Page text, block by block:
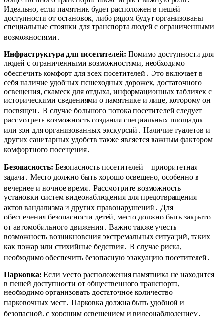
Идеально, если памятник будет расположен в пешей
доступности от остановок, либо рядом будут организованы
специальные стоянки для транспорта людей с ограниченными
возможностями․
Инфраструктура для посетителей: Помимо доступности для
людей с ограниченными возможностями, необходимо
обеспечить комфорт для всех посетителей․ Это включает в
себя наличие удобных пешеходных дорожек, достаточного
освещения, скамеек для отдыха, информационных табличек с
историческими сведениями о памятнике и лице, которому он
посвящен․ В случае большого потока посетителей следует
рассмотреть возможность создания специальных площадок
или зон для организованных экскурсий․ Наличие туалетов и
других санитарных удобств также является важным фактором
комфортного посещения․
Безопасность: Безопасность посетителей – приоритетная
задача․ Место должно быть хорошо освещено, особенно в
вечернее и ночное время․ Рассмотрите возможность
установки систем видеонаблюдения для предотвращения
актов вандализма и других правонарушений․ Для
обеспечения безопасности детей, место должно быть закрыто
от автомобильного движения․ Важно также учесть
возможность возникновения экстремальных ситуаций, таких
как пожар или стихийные бедствия․ В случае риска,
необходимо обеспечить безопасную эвакуацию посетителей․
Парковка: Если место расположения памятника не находится
в пешей доступности от общественного транспорта,
необходимо организовать достаточное количество
парковочных мест․ Парковка должна быть удобной и
безопасной, с хорошим освещением и видеонаблюдением․